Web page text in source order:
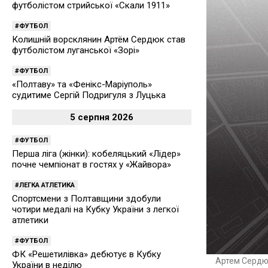
Артем
футболістом стрийської «Скали 1911»
ФУТБОЛ
Колишній ворсклянин Артём Сердюк став
футболістом луганської «Зорі»
ФУТБОЛ
«Полтаву» та «Фенікс-Маріуполь»
судитиме Сергій Подригуля з Луцька
5 серпня 2026
ФУТБОЛ
Перша ліга (жінки): кобеляцький «Лідер»
почне чемпіонат в гостях у «Жайвора»
ЛЕГКА АТЛЕТИКА
Спортсмени з Полтавщини здобули
чотири медалі на Кубку України з легкої
атлетики
ФУТБОЛ
ФК «Решетилівка» дебютує в Кубку
України в неділю